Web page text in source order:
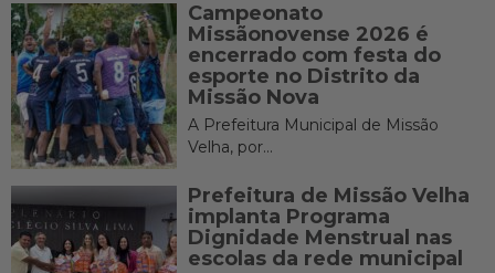
Campeonato
Missãonovense 2026 é
encerrado com festa do
esporte no Distrito da
Missão Nova
A Prefeitura Municipal de Missão
Velha, por...
Prefeitura de Missão Velha
implanta Programa
Dignidade Menstrual nas
escolas da rede municipal